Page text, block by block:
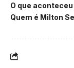
O que
Quem é Milton